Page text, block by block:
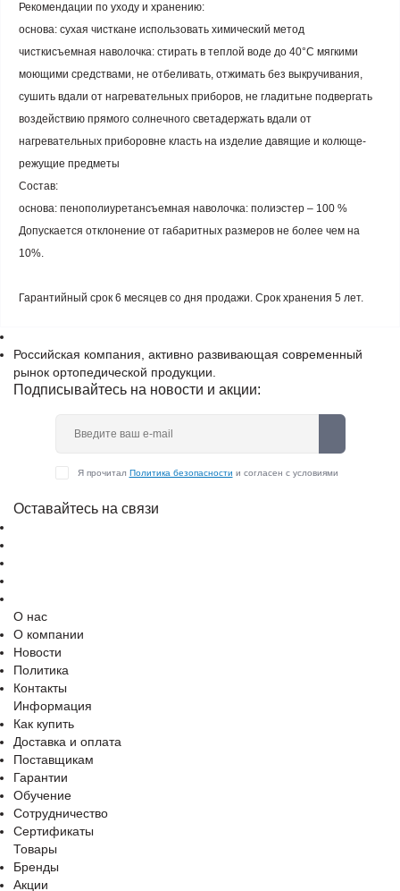
Рекомендации по уходу и хранению:
основа: сухая чисткане использовать химический метод
чисткисъемная наволочка: стирать в теплой воде до 40°C мягкими
моющими средствами, не отбеливать, отжимать без выкручивания,
сушить вдали от нагревательных приборов, не гладитьне подвергать
воздействию прямого солнечного светадержать вдали от
нагревательных приборовне класть на изделие давящие и колюще-
режущие предметы
Состав:
основа: пенополиуретансъемная наволочка: полиэстер – 100 %
Допускается отклонение от габаритных размеров не более чем на
10%.
Гарантийный срок 6 месяцев со дня продажи. Срок хранения 5 лет.
Российская компания, активно развивающая современный
рынок ортопедической продукции.
Подписывайтесь на новости и акции:
Я прочитал Политика безопасности и согласен с условиями
Оставайтесь на связи
О нас
О компании
Новости
Политика
Контакты
Информация
Как купить
Доставка и оплата
Поставщикам
Гарантии
Обучение
Сотрудничество
Сертификаты
Товары
Бренды
Акции